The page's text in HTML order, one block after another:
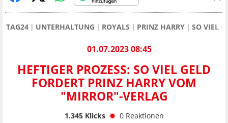
TAG24 UNTERHALTUNG ROYALS PRINZ HARRY SO VIEL
01.07.2023 08:45
HEFTIGER PROZESS: SO VIEL GELD
FORDERT PRINZ HARRY VOM
"MIRROR"-VERLAG
1.345Klicks 0 Reaktionen